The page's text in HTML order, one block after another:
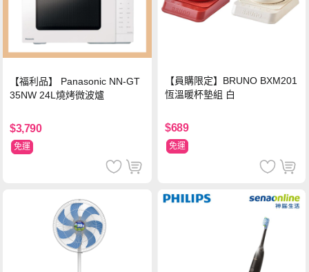
【福利品】 Panasonic NN-GT
35NW 24L燒烤微波爐
$3,790
免運
【員購限定】BRUNO BXM201
恆溫暖杯墊組 白
$689
免運